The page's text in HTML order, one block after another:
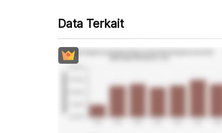
Data Terkait